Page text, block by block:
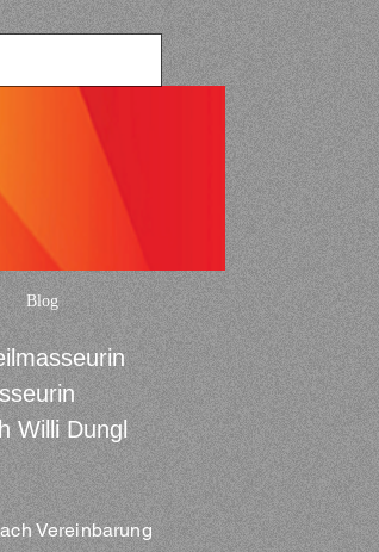
Blog
Vereinbarung
Willi Dungl